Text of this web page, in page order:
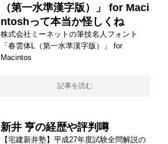
（第一水準漢字版）」 for Maci
ntoshって本当か怪しくね
株式会社ミーネットの筆技名人フォント
「春雲体L（第一水準漢字版）」 for
Macintos
記事を読む
新井 亨の経歴や評判噂
【宅建新井塾】平成27年度試験全問解説の